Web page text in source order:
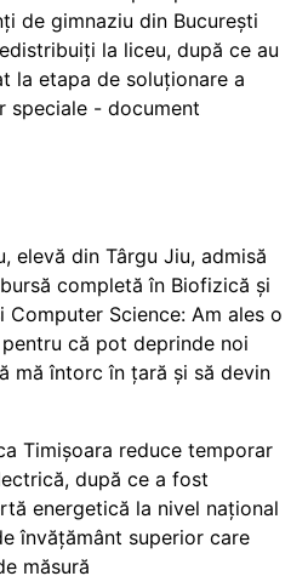
de gimnaziu din București
la liceu, după ce au
la etapa de soluționare a
speciale - document
elevă din Târgu Jiu, admisă
completă în Biofizică și
Computer Science: Am ales o
că pot deprinde noi
mă întorc în țară și să devin
Timișoara reduce temporar
după ce a fost
energetică la nivel național
învățământ superior care
măsură